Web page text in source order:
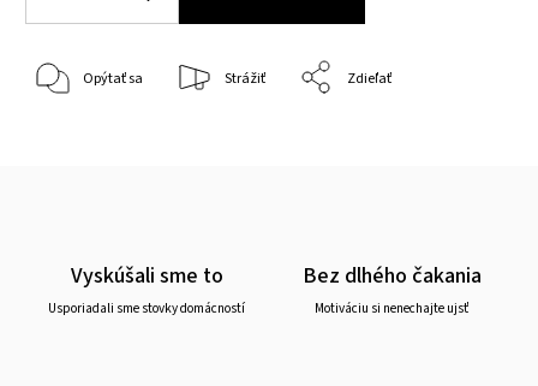
Opýtať sa Strážiť Zdieľať
Vyskúšali sme to
Usporiadali sme stovky domácností
Bez dlhého čakania
Motiváciu si nenechajte ujsť